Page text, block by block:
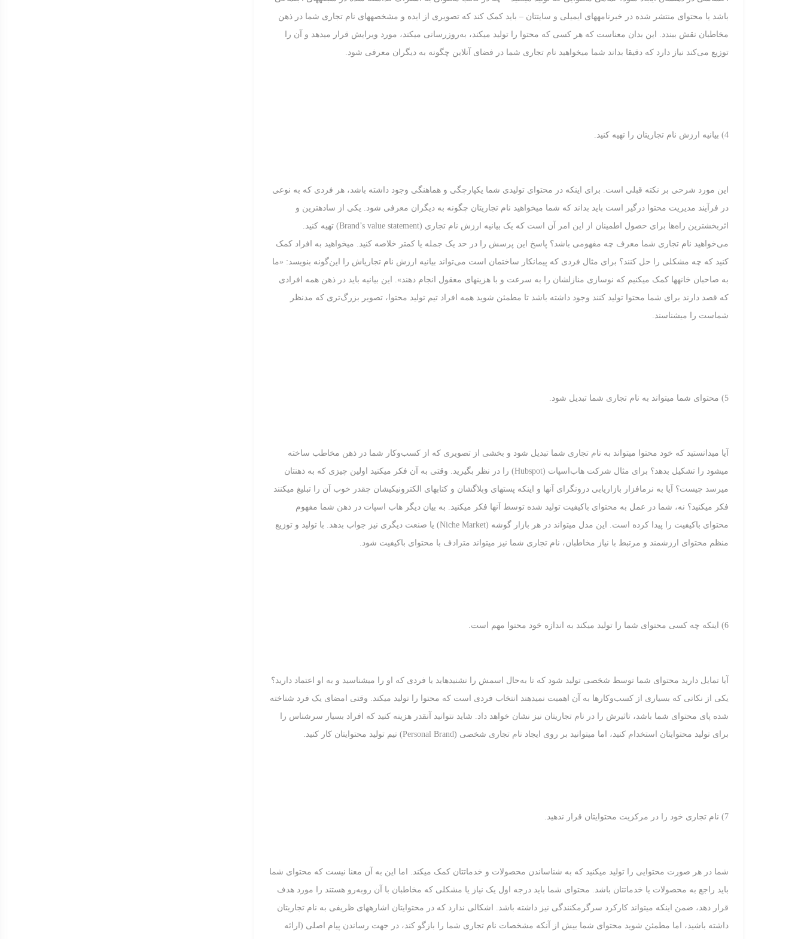
باشد یا محتوای منتشر شده در خبرنامه‏های ایمیلی و سایت‏تان – باید کمک کند که تصویری از ایده و مشخصه‏های نام تجاری شما در ذهن
مخاطبان نقش ببندد. این بدان معناست که هر کسی که محتوا را تولید می‏کند، به‌روزرسانی می‏کند، مورد ویرایش قرار می‏دهد و آن را
توزیع می‌کند نیاز دارد که دقیقا بداند شما می‏خواهید نام تجاری شما در فضای آنلاین چگونه به دیگران معرفی شود. ‏
4) بیانیه ارزش نام تجاری‏تان را تهیه کنید.
این مورد شرحی بر نکته قبلی است. برای اینکه در محتوای تولیدی شما یکپارچگی و هماهنگی وجود داشته باشد، هر فردی که به نوعی
در فرآیند مدیریت محتوا درگیر است باید بداند که شما می‏خواهید نام تجاری‏تان چگونه به دیگران معرفی شود. یکی از ساده‏ترین و
اثربخش‏ترین راه‌ها برای حصول اطمینان از این امر آن است که یک بیانیه ارزش نام تجاری (Brand’s value statement) تهیه کنید.
می‌خواهید نام تجاری شما معرف چه مفهومی باشد؟ پاسخ این پرسش را در حد یک جمله یا کمتر خلاصه کنید. می‏خواهید به افراد کمک
کنید که چه مشکلی را حل کنند؟ برای مثال فردی که پیمانکار ساختمان است می‌تواند بیانیه ارزش نام تجاری‏اش را این‌گونه بنویسد: «ما
به صاحبان خانه‏ها کمک می‏کنیم که نوسازی منازل‏شان را به سرعت و با هزینه‏ای معقول انجام دهند». این بیانیه باید در ذهن همه افرادی
که قصد دارند برای شما محتوا تولید کنند وجود داشته باشد تا مطمئن شوید همه افراد تیم تولید محتوا، تصویر بزرگ‌تری که مدنظر
شماست را می‏شناسند.
5) محتوای شما می‏تواند به نام تجاری شما تبدیل شود.
آیا می‏دانستید که خود محتوا می‏تواند به نام تجاری شما تبدیل شود و بخشی از تصویری که از کسب‌وکار شما در ذهن مخاطب ساخته
می‏شود را تشکیل بدهد؟ برای مثال شرکت هاب‌اسپات (Hubspot) را در نظر بگیرید. وقتی به آن فکر می‏کنید اولین چیزی که به ذهن‏تان
می‏رسد چیست؟ آیا به نرم‏افزار بازاریابی درون‏گرای آنها و اینکه پست‏های وبلا‏گ‏شان و کتاب‏های الکترونیکی‏شان چقدر خوب آن‏ را تبلیغ می‏کنند
فکر می‏کنید؟ نه، شما در عمل به محتوای باکیفیت تولید شده توسط آنها فکر می‏کنید. به بیان دیگر هاب اسپات در ذهن شما مفهوم
محتوای باکیفیت را پیدا کرده است. این مدل می‏تواند در هر بازار گوشه (Niche Market) یا صنعت دیگری نیز جواب بدهد. با تولید و توزیع
منظم محتوای ارزشمند و مرتبط با نیاز مخاطبان، نام تجاری شما نیز می‏تواند مترادف با محتوای باکیفیت شود.
6) اینکه چه کسی محتوای شما را تولید می‏کند به اندازه خود محتوا مهم است.
آیا تمایل دارید محتوای شما توسط شخصی تولید شود که تا به‌حال اسمش را نشنیده‏اید یا فردی که او را می‏شناسید و به او اعتماد دارید؟
یکی از نکاتی که بسیاری از کسب‌وکارها به آن اهمیت نمی‏دهند انتخاب فردی است که محتوا را تولید می‏کند. وقتی امضای یک فرد شناخته
شده پای محتوای شما باشد، تاثیرش را در نام تجاری‏تان نیز نشان خواهد داد. شاید نتوانید آنقدر هزینه کنید که افراد بسیار سرشناس را
برای تولید محتوای‏تان استخدام کنید، اما می‏توانید بر روی ایجاد نام تجاری شخصی (Personal Brand) تیم تولید محتوای‏تان کار کنید.
7) نام تجاری خود را در مرکزیت محتوای‏تان قرار ندهید.
شما در هر صورت محتوایی را تولید می‏کنید که به شناساندن محصولات و خدمات‏تان کمک می‏کند. اما این به آن معنا نیست که محتوای شما
باید راجع به محصولات یا خدمات‏تان باشد. محتوای شما باید درجه اول یک نیاز یا مشکلی که مخاطبان‏ با آن روبه‌رو هستند را مورد هدف
قرار دهد، ضمن اینکه می‏تواند کارکرد سرگرم‏کنندگی نیز داشته باشد. اشکالی ندارد که در محتوای‏تان اشاره‏های ظریفی به نام تجاری‏تان
داشته باشید، اما مطمئن شوید محتوای شما بیش از آنکه مشخصات نام تجاری شما را بازگو کند، در جهت رساندن پیام اصلی (ارائه